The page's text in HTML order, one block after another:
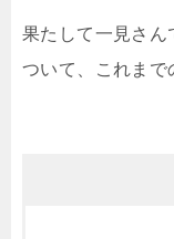
果たして一見さん
ついて、これまで